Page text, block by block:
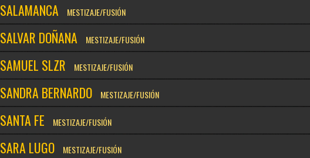
SALAMANCA MESTIZAJE/FUSIÓN
SALVAR DOÑANA MESTIZAJE/FUSIÓN
SAMUEL SLZR MESTIZAJE/FUSIÓN
SANDRA BERNARDO MESTIZAJE/FUSIÓN
SANTA FE MESTIZAJE/FUSIÓN
SARA LUGO MESTIZAJE/FUSIÓN